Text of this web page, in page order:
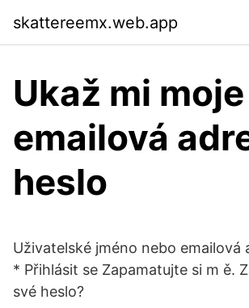
skattereemx.web.app
Ukaž mi moje
emailová
heslo
Uživatelské jméno nebo emailová
* Přihlásit se Zapamatujte si m ě.
své heslo?